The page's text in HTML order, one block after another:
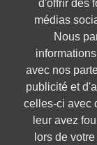
d'offrir des
médias
Nous
avec nos
publicité et
celles-ci avec
leur avez
lors de
OFFRES